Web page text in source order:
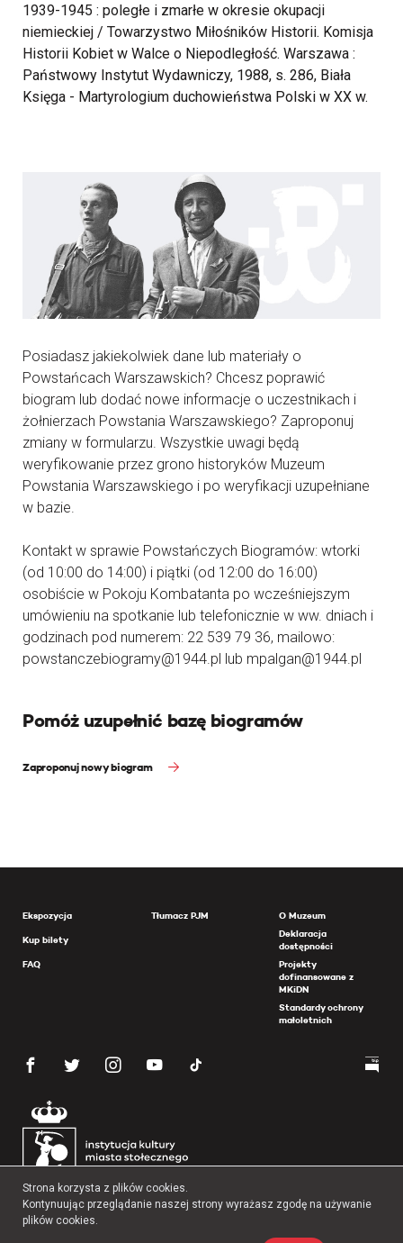
1939-1945 : poległe i zmarłe w okresie okupacji
niemieckiej / Towarzystwo Miłośników Historii. Komisja
Historii Kobiet w Walce o Niepodległość. Warszawa :
Państwowy Instytut Wydawniczy, 1988, s. 286, Biała
Księga - Martyrologium duchowieństwa Polski w XX w.
Posiadasz jakiekolwiek dane lub materiały o
Powstańcach Warszawskich? Chcesz poprawić
biogram lub dodać nowe informacje o uczestnikach i
żołnierzach Powstania Warszawskiego? Zaproponuj
zmiany w formularzu. Wszystkie uwagi będą
weryfikowanie przez grono historyków Muzeum
Powstania Warszawskiego i po weryfikacji uzupełniane
w bazie.
Kontakt w sprawie Powstańczych Biogramów: wtorki
(od 10:00 do 14:00) i piątki (od 12:00 do 16:00)
osobiście w Pokoju Kombatanta po wcześniejszym
umówieniu na spotkanie lub telefonicznie w ww. dniach i
godzinach pod numerem: 22 539 79 36, mailowo:
powstanczebiogramy@1944.pl lub mpalgan@1944.pl
Pomóż uzupełnić bazę biogramów
Zaproponuj nowy biogram
Ekspozycja
Kup bilety
FAQ
Tłumacz PJM
O Muzeum
Deklaracja
dostępności
Projekty
dofinansowane z
MKiDN
Standardy ochrony
małoletnich
Strona korzysta z plików cookies.
Kontynuując przeglądanie naszej strony wyrażasz zgodę na używanie
plików cookies.